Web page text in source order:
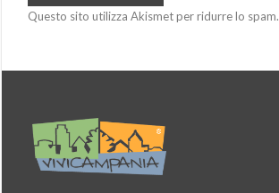
Questo sito utilizza Akismet per ridurre lo spam.